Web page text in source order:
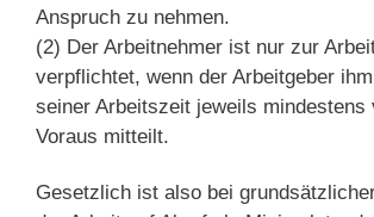
Anspruch zu nehmen.
(2) Der Arbeitnehmer ist nur zur
verpflichtet, wenn der Arbeitgeber
seiner Arbeitszeit jeweils mindestens
Voraus mitteilt.
Gesetzlich ist also bei